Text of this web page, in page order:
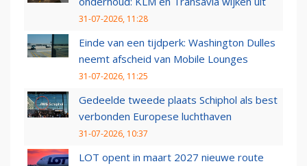
31-07-2026, 11:28
Einde van een tijdperk: Washington Dulles
neemt afscheid van Mobile Lounges
31-07-2026, 11:25
Gedeelde tweede plaats Schiphol als best
verbonden Europese luchthaven
31-07-2026, 10:37
LOT opent in maart 2027 nieuwe route